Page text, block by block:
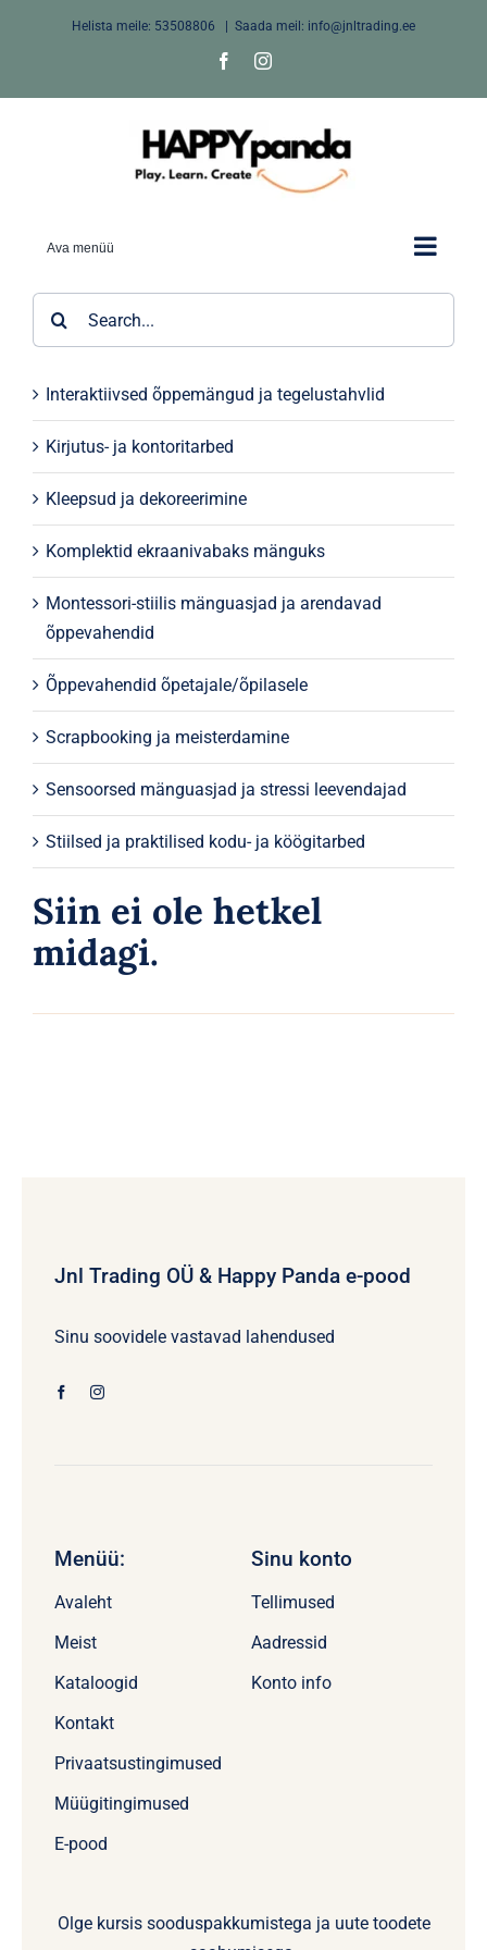
Helista meile: 53508806 Saada meil: info@jnltrading.ee
FacebookInstagram
Ava menüü
Interaktiivsed õppemängud ja tegelustahvlid
Kirjutus- ja kontoritarbed
Kleepsud ja dekoreerimine
Komplektid ekraanivabaks mänguks
Montessori-stiilis mänguasjad ja arendavad
õppevahendid
Õppevahendid õpetajale/õpilasele
Scrapbooking ja meisterdamine
Sensoorsed mänguasjad ja stressi leevendajad
Stiilsed ja praktilised kodu- ja köögitarbed
Siin ei ole hetkel
midagi.
Jnl Trading OÜ & Happy Panda e-pood
Sinu soovidele vastavad lahendused
Menüü:
Avaleht
Meist
Kataloogid
Kontakt
Privaatsustingimused
Müügitingimused
E-pood
Sinu konto
Tellimused
Aadressid
Konto info
Olge kursis sooduspakkumistega ja uute toodete